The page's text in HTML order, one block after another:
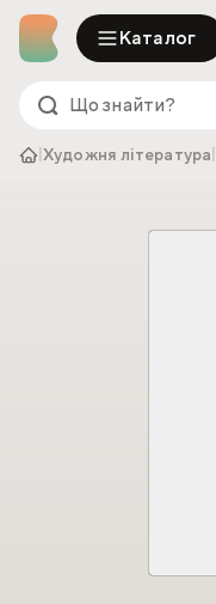
Каталог
|Художня література